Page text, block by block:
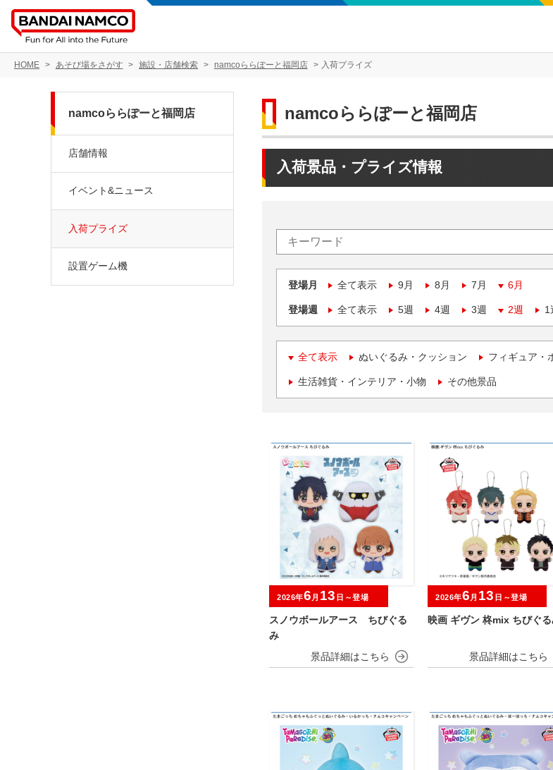
HOME あそび場をさがす 施設・店舗検索 namcoららぽーと福岡店 入荷プライズ
namcoららぽーと福岡店
入荷景品・プライズ情報
登場月 全て表示 9月 8月 7月 6月
登場週 全て表示 5週 4週 3週 2週 1
全て表示 ぬいぐるみ・クッション フィギュア・
生活雑貨・インテリア・小物 その他景品
スノウボールアース ちびぐる
み
2026年6 月 13 日～登場
映画 ギヴン 柊mix ちびぐ
2026年6 月 13 日～登場
namcoららぽーと福岡店
店舗情報
イベント&ニュース
入荷プライズ
設置ゲーム機